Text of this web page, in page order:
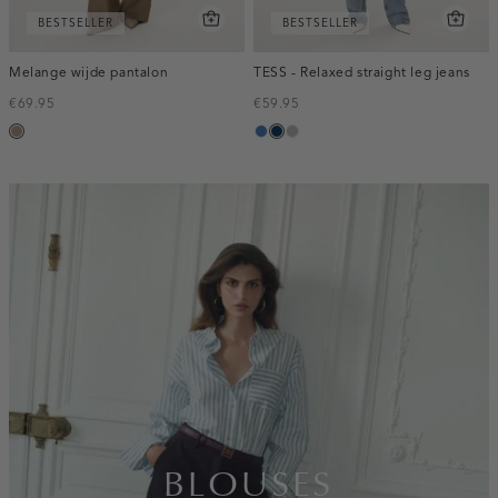
BESTSELLER
Melange wijde pantalon
€69.95
taupe,
BESTSELLER
TESS - Relaxed straight leg jeans
€59.95
blauw,
middle
blauw,
dark
grijs,
middle
BLOUSES